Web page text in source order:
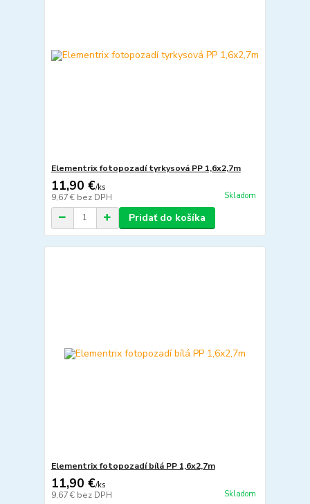
Elementrix fotopozadí tyrkysová PP 1,6x2,7m
11,90 €/ks
9,67 € bez DPH Skladom
Pridať do košíka
Elementrix fotopozadí bílá PP 1,6x2,7m
11,90 €/ks
9,67 € bez DPH Skladom